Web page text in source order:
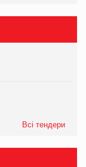
Всі тендери